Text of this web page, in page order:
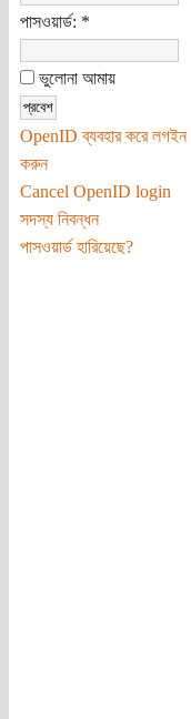
পাসওয়ার্ড: *
ভুলোনা আমায়
OpenID ব্যবহার করে লগইন
করুন
Cancel OpenID login
সদস্য নিবন্ধন
পাসওয়ার্ড হারিয়েছে?